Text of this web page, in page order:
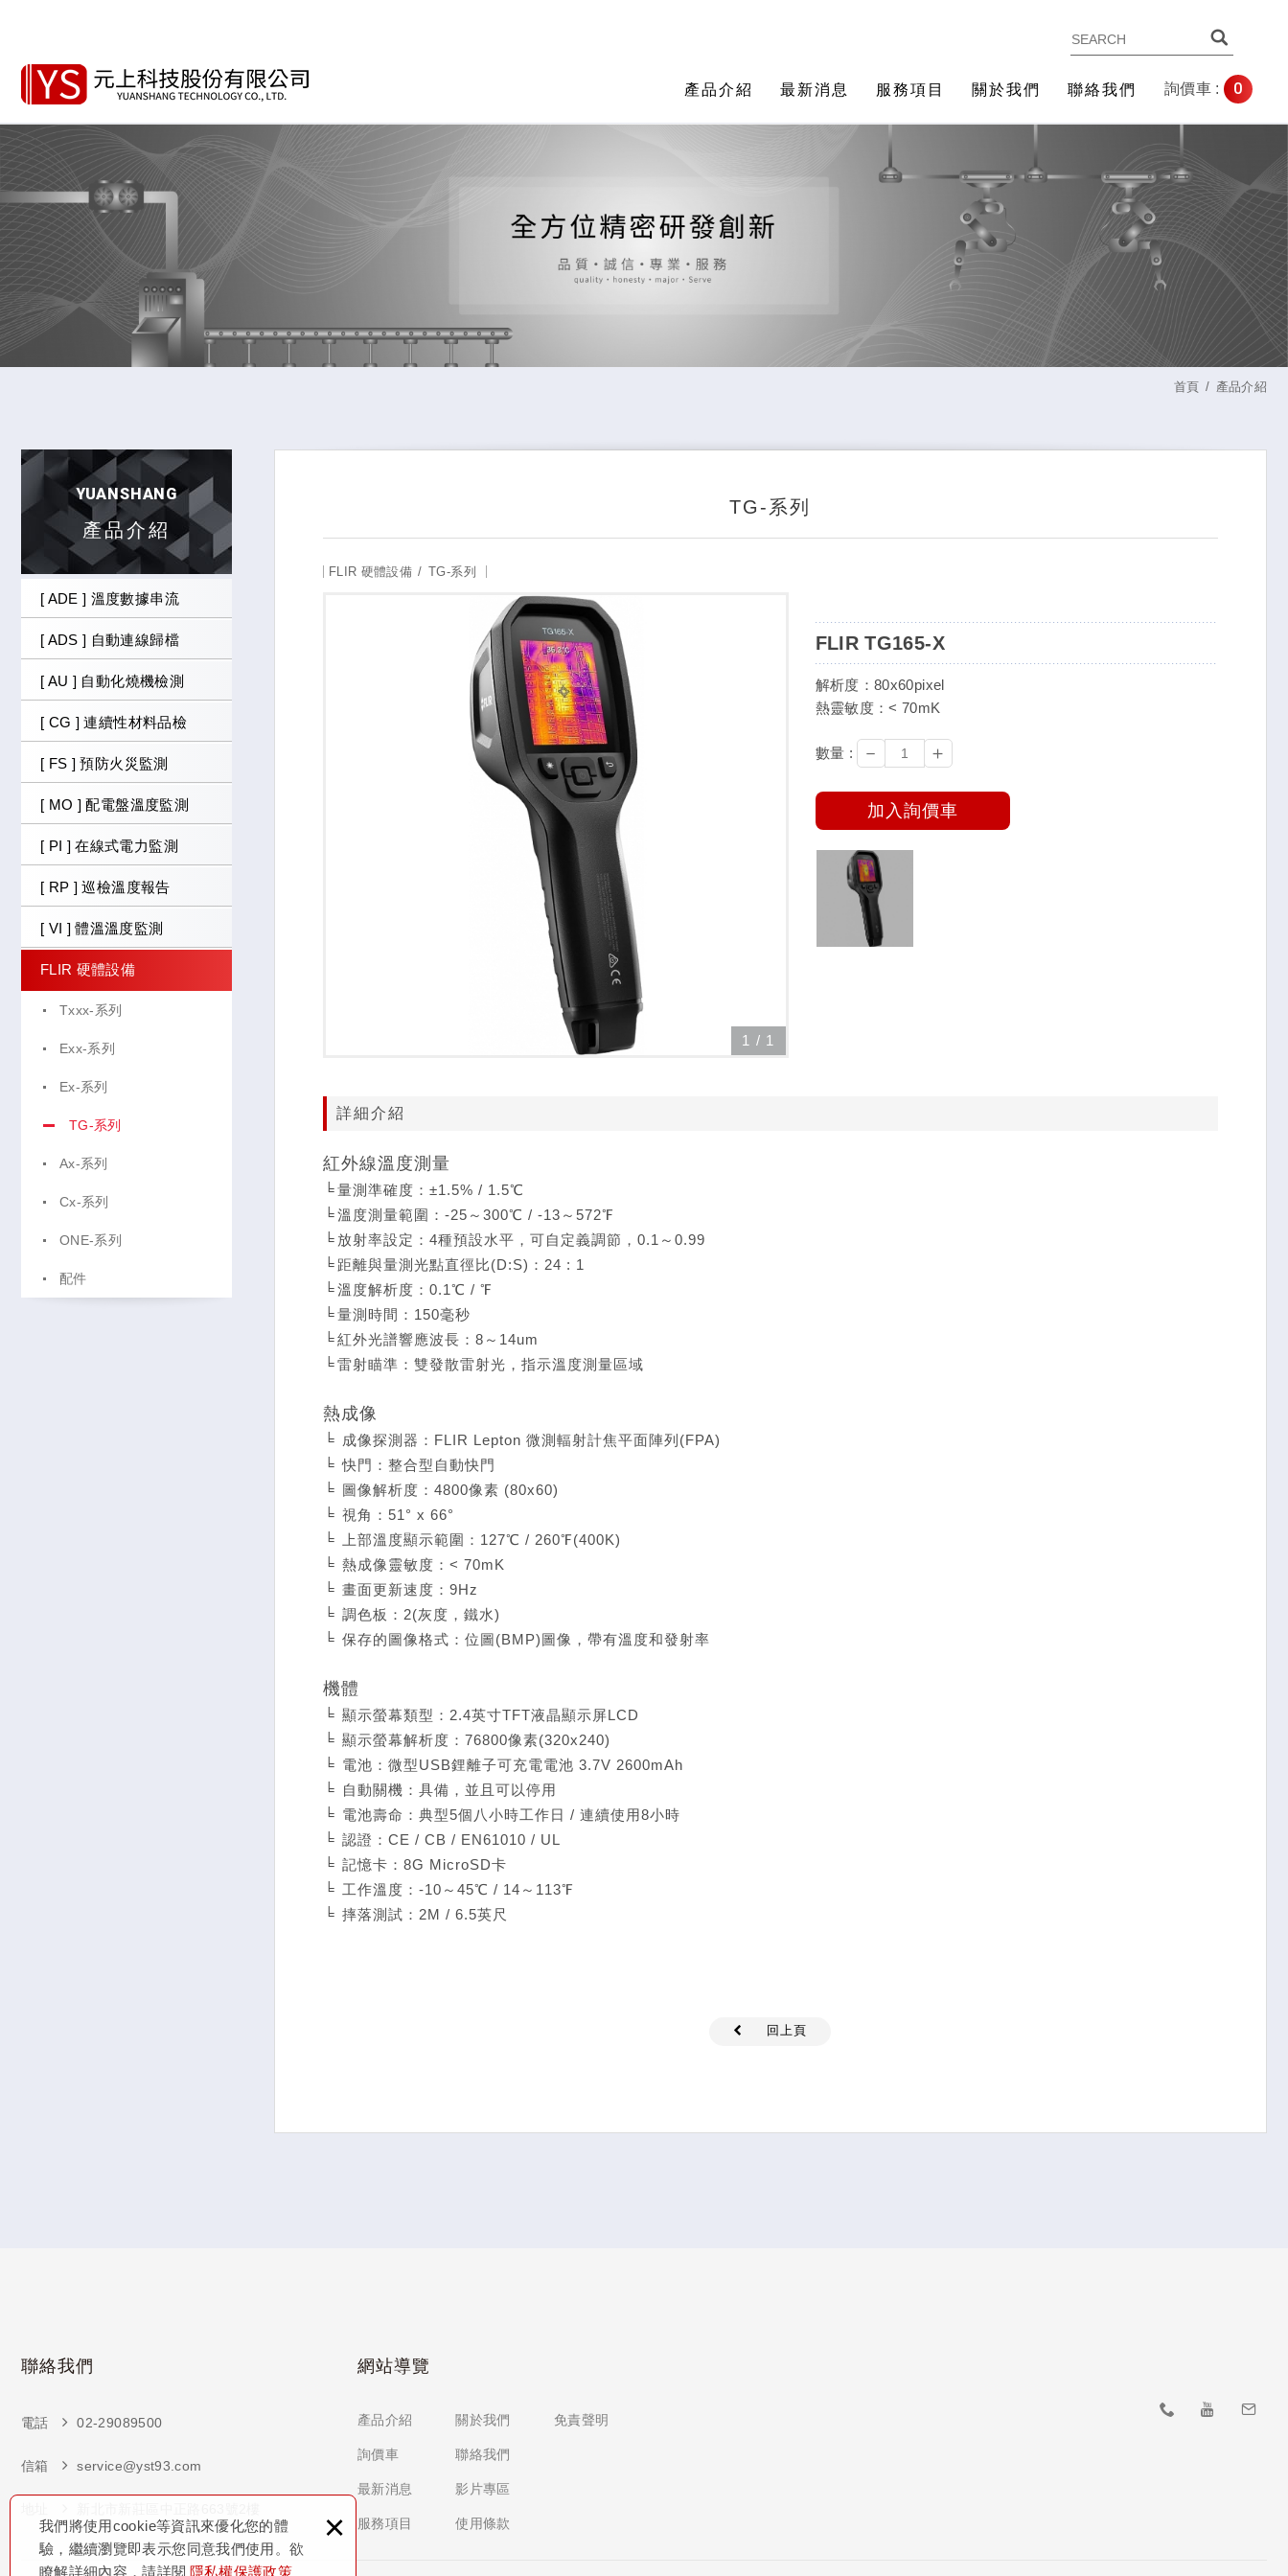
我們將使用cookie等資訊來優化您的體
驗，繼續瀏覽即表示您同意我們使用。欲
瞭解詳細內容，請詳閱 隱私權保護政策
×
產品介紹 最新消息 服務項目 關於我們 聯絡我們 詢價車 : 0
首頁 產品介紹
YUANSHANG
產品介紹
[ ADE ] 溫度數據串流
[ ADS ] 自動連線歸檔
[ AU ] 自動化燒機檢測
[ CG ] 連續性材料品檢
[ FS ] 預防火災監測
[ MO ] 配電盤溫度監測
[ PI ] 在線式電力監測
[ RP ] 巡檢溫度報告
[ VI ] 體溫溫度監測
FLIR 硬體設備
Txxx-系列
Exx-系列
Ex-系列
TG-系列
Ax-系列
Cx-系列
ONE-系列
配件
TG-系列
FLIR 硬體設備 TG-系列
FLIR TG165-X
解析度：80x60pixel
熱靈敏度：< 70mK
數量 : － ＋
加入詢價車
1 / 1
詳細介紹
紅外線溫度測量
╘量測準確度：±1.5% / 1.5℃
╘溫度測量範圍：-25～300℃ / -13～572℉
╘ 放射率設定：4種預設水平，可自定義調節，0.1～0.99
╘ 距離與量測光點直徑比(D:S)：24 : 1
╘溫度解析度：0.1℃ / ℉
╘量測時間：150毫秒
╘紅外光譜響應波長：8～14um
╘雷射瞄準：雙發散雷射光，指示溫度測量區域
熱成像
╘ 成像探測器：FLIR Lepton 微測輻射計焦平面陣列(FPA)
╘ 快門：整合型自動快門
╘ 圖像解析度：4800像素 (80x60)
╘ 視角：51° x 66°
╘
上部溫度顯示範圍：127℃ / 260℉(400K)
╘ 熱成像靈敏度：< 70mK
╘ 畫面更新速度：9Hz
╘ 調色板：2(灰度，鐵水)
╘ 保存的圖像格式：位圖(BMP)圖像，帶有溫度和發射率
機體
╘ 顯示螢幕類型：2.4英寸TFT液晶顯示屏LCD
╘ 顯示螢幕解析度：76800像素(320x240)
╘ 電池：微型USB鋰離子可充電電池 3.7V 2600mAh
╘ 自動關機：具備，並且可以停用
╘ 電池壽命：典型5個八小時工作日 / 連續使用8小時
╘ 認證：CE / CB / EN61010 / UL
╘ 記憶卡：8G MicroSD卡
╘ 工作溫度：-10～45℃ / 14～113℉
╘ 摔落測試：2M / 6.5英尺
回上頁
聯絡我們
電話 02-29089500
信箱 service@yst93.com
網站導覽
產品介紹
詢價車
最新消息
服務項目
關於我們
聯絡我們
影片專區
使用條款
免責聲明